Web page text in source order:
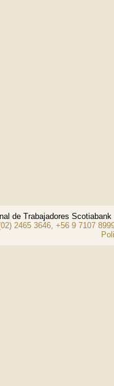
de Trabajadores
2465 3646, +56 9 7107